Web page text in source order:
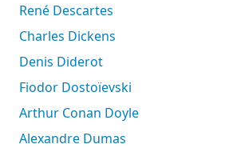
René Descartes
Charles Dickens
Denis Diderot
Fiodor Dostoïevski
Arthur Conan Doyle
Alexandre Dumas